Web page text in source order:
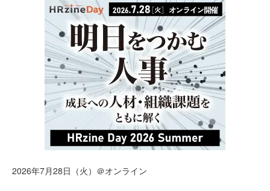
2026年7月28日（火）＠オンライン